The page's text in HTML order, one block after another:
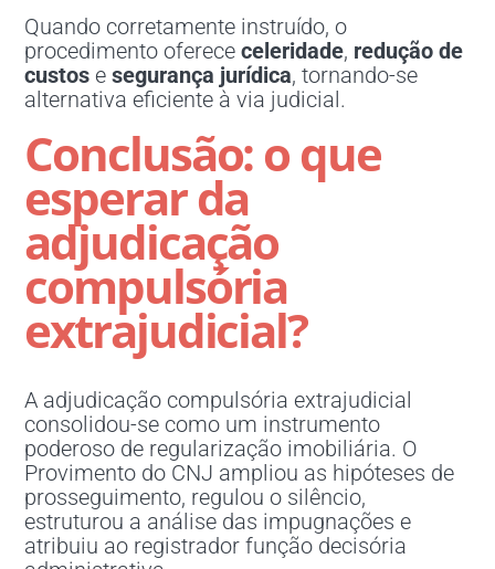
Quando corretamente instruído, o
procedimento oferececeleridade, redução de
custos esegurança jurídica, tornando-se
alternativa eficiente à via judicial.
Conclusão: o que
esperar da
adjudicação
compulsória
extrajudicial?
A adjudicação compulsória extrajudicial
consolidou-se como um instrumento
poderoso de regularização imobiliária. O
Provimento do CNJ ampliou as hipóteses de
prosseguimento, regulou o silêncio,
estruturou a análise das impugnações e
atribuiu ao registrador função decisória